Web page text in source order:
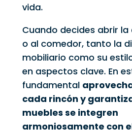
vida.
Cuando decides abrir
o al comedor, tanto la
mobiliario como su
en aspectos clave. En
fundamental
cada rincón y
muebles se integren
armoniosamente con